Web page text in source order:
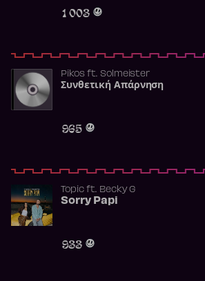
1 003
Pikosft. Solmeister
Συνθετική Απάρνηση
965
Topicft. Becky G
Sorry Papi
933